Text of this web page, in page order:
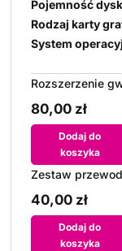
Pojemność
Rodzaj karty
System
Rozszerzenie
80,00 zł
Dodaj do
koszyka
Zestaw
40,00 zł
Dodaj do
koszyka